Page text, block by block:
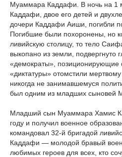
Муаммара Каддафи. В ночь на 1
Каддафи, двое его детей и
дочери Каддафи Аиши, погибли
Погибшие были похоронены, но
ливийскую столицу, то тело
выкопано из земли, подвергнуто
«демократы», позиционирующие
«диктатуры» отомстили
никогда не занимавшемуся
был одним из младших сыновей
Младший сын Муаммара Хамис
году и получил военное
командовал 32-й бригадой
Каддафи — молодой бравый
любимых героев для всех, кто